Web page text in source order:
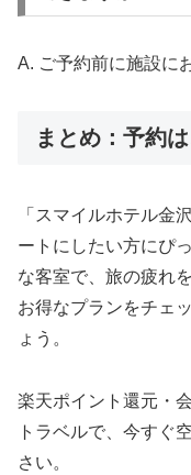
A. ご予約前に施設に
まとめ：予約
「スマイルホテル金
ートにしたい方にぴ
な客室で、旅の疲れ
お得なプランをチェ
ょう。
楽天ポイント還元・
トラベルで、今すぐ
さい。